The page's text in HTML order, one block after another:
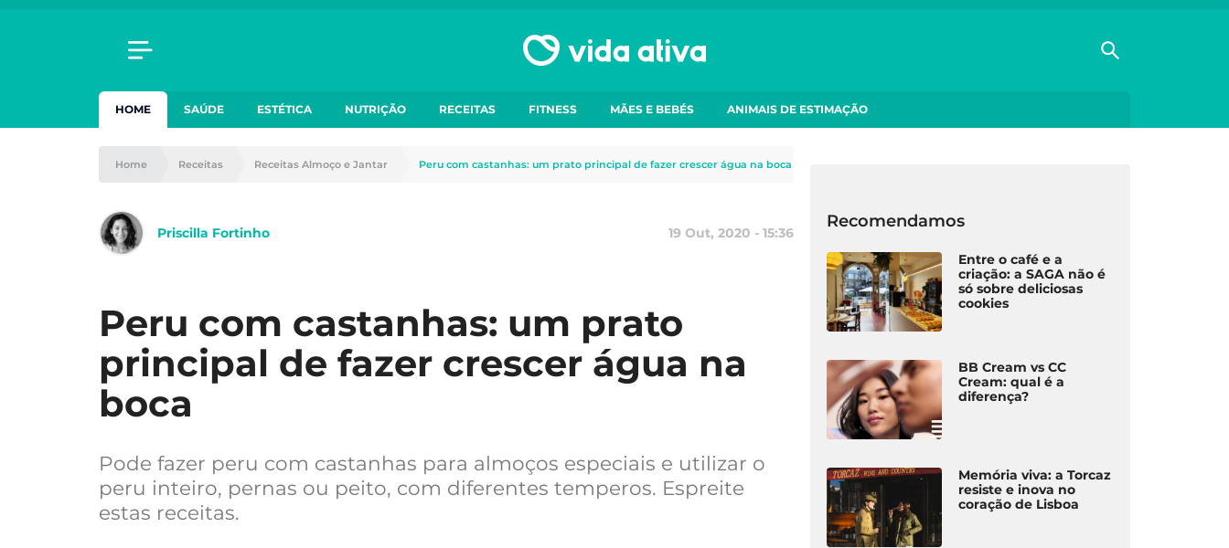
HOME SAÚDE ESTÉTICA NUTRIÇÃO RECEITAS FITNESS MÃES E BEBÉS ANIMAIS DE ESTIMAÇÃO
Home Receitas Receitas Almoço e Jantar Peru com castanhas: um prato principal de fazer crescer água na boca
Priscilla Fortinho 19 Out, 2020 - 15:36
Peru com castanhas: um prato
principal de fazer crescer água na
boca
Pode fazer peru com castanhas para almoços especiais e utilizar o
peru inteiro, pernas ou peito, com diferentes temperos. Espreite
estas receitas.
Recomendamos
Entre o café e a
criação: a SAGA não é
só sobre deliciosas
cookies
BB Cream vs CC
Cream: qual é a
diferença?
Memória viva: a Torcaz
resiste e inova no
coração de Lisboa